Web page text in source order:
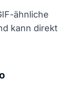
ähnliche
kann direkt